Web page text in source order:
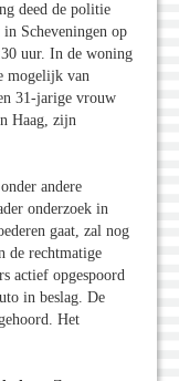
deed de politie
in Scheveningen op
uur. In de woning
mogelijk van
31-jarige vrouw
Haag, zijn
andere
onderzoek in
gaat, zal nog
de rechtmatige
actief opgespoord
in beslag. De
Het